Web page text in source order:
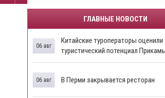
ГЛАВНЫЕ НОВОСТИ
Китайские туроператоры оценили
туристический потенциал
06 авг
В Перми закрывается ресторан
06 авг